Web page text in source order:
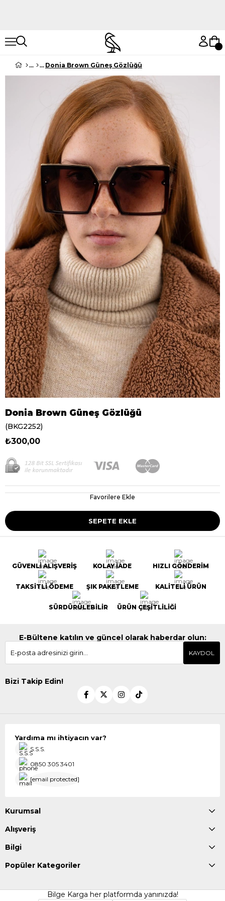
Donia Brown Güneş Gözlüğü
Donia Brown Güneş Gözlüğü
(BKG2252)
₺300,00
Favorilere Ekle
GÜVENLİ ALIŞVERİŞ KOLAY İADE HIZLI GÖNDERİM
TAKSİTLİ ÖDEME ŞIK PAKETLEME KALİTELİ ÜRÜN
SÜRDÜRÜLEBİLİR ÜRÜN ÇEŞİTLİLİĞİ
E-Bültene katılın ve güncel olarak haberdar olun:
KAYDOL
Bizi Takip Edin!
Yardıma mı ihtiyacın var?
S.S.S.
0850 305 3401
[email protected]
Kurumsal
Alışveriş
Bilgi
Popüler Kategoriler
Bilge Karga her platformda yanınızda!